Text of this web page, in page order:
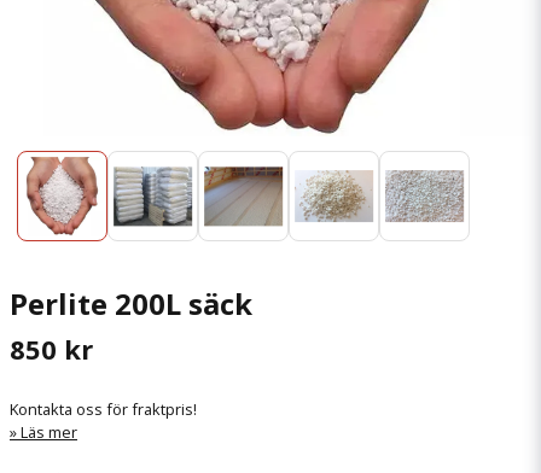
Perlite 200L säck
850 kr
Kontakta oss för fraktpris!
Läs mer